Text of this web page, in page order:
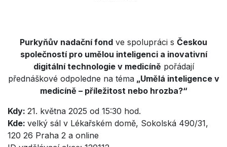
Purkyňův nadační fond ve spolupráci s Českou
společností pro umělou inteligenci a inovativní
digitální technologie v medicíně pořádají
přednáškové odpoledne na téma„Umělá inteligence v
medicíně – příležitost nebo hrozba?“
Kdy: 21. května 2025 od 15:30 hod.
Kde: velký sál v Lékařském domě, Sokolská 490/31,
120 26 Praha 2 a online